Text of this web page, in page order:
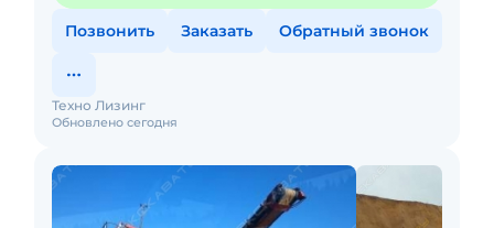
Позвонить Заказать Обратный звонок
Обновлено сегодня
Техно Лизинг